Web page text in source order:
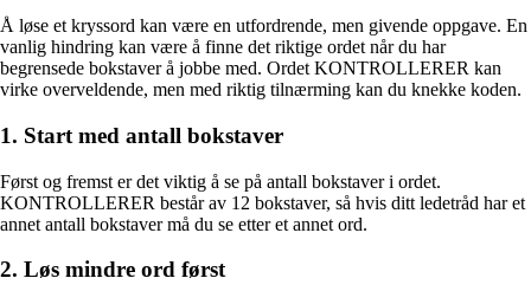
Å løse et kryssord kan være en utfordrende, men givende oppgave. En
vanlig hindring kan være å finne det riktige ordet når du har
begrensede bokstaver å jobbe med. Ordet KONTROLLERER kan
virke overveldende, men med riktig tilnærming kan du knekke koden.
1. Start med antall bokstaver
Først og fremst er det viktig å se på antall bokstaver i ordet.
KONTROLLERER består av 12 bokstaver, så hvis ditt ledetråd har et
annet antall bokstaver må du se etter et annet ord.
2. Løs mindre ord først